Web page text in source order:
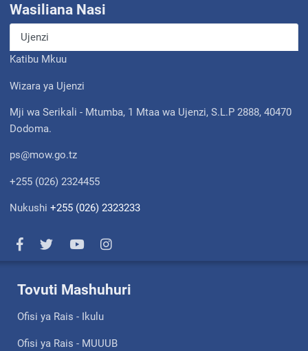
Wasiliana Nasi
Ujenzi
Katibu Mkuu
Wizara ya Ujenzi
Mji wa Serikali - Mtumba, 1 Mtaa wa Ujenzi, S.L.P 2888, 40470
Dodoma.
ps@mow.go.tz
+255 (026) 2324455
Nukushi+255 (026) 2323233
Tovuti Mashuhuri
Ofisi ya Rais - Ikulu
Ofisi ya Rais - MUUUB